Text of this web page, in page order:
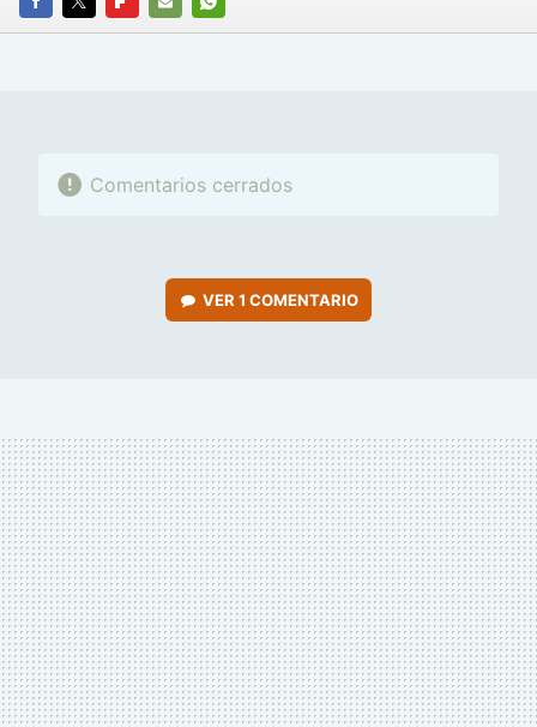
FACEBOOK
TWITTERFLIPBOARD
E-
WHATSAPP
Comentarios cerrados
VER 1 COMENTARIO